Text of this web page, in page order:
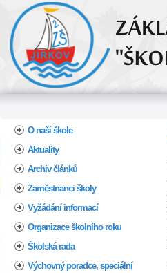
O naší škole
Aktuality
Archiv článků
Zaměstnanci školy
Vyžádání informací
Organizace školního roku
Školská rada
Výchovný poradce, speciální